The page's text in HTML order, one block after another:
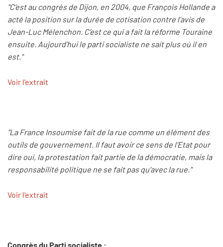
"C’est au congrès de Dijon, en 2004, que François Hollande a
acté la position sur la durée de cotisation contre l’avis de
Jean-Luc Mélenchon. C’est ce qui a fait la réforme Touraine
ensuite. Aujourd'hui le parti socialiste ne sait plus où il en
est."
Voir l'extrait
"La France Insoumise fait de la rue comme un élément des
outils de gouvernement. Il faut avoir ce sens de l’Etat pour
dire oui, la protestation fait partie de la démocratie, mais la
responsabilité politique ne se fait pas qu’avec la rue."
Voir l'extrait
Congrès du Parti socialiste :